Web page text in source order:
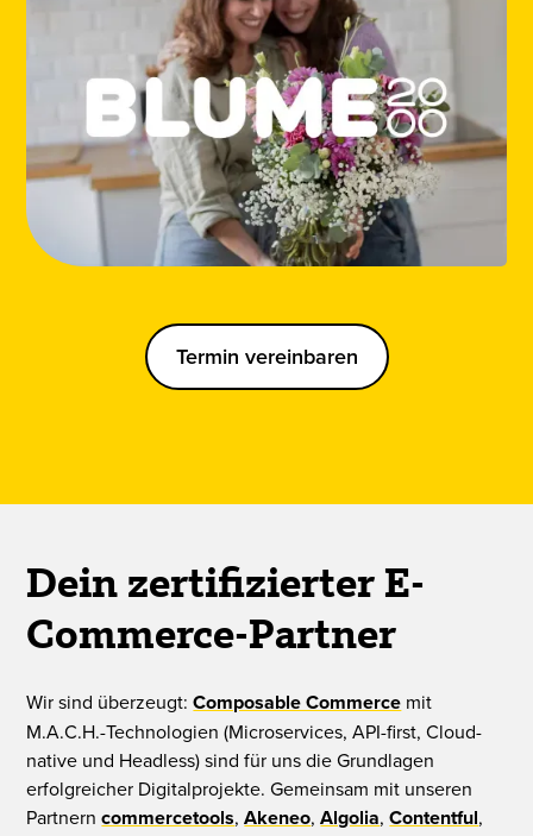
Termin vereinbaren
Dein zertifizierter E-
Commerce-Partner
Wir sind überzeugt:Composable Commerce mit
M.A.C.H.-Technologien (Microservices, API-first, Cloud-
native und Headless) sind für uns die Grundlagen
erfolgreicher Digitalprojekte. Gemeinsam mit unseren
Partnerncommercetools,Akeneo,Algolia,Contentful,